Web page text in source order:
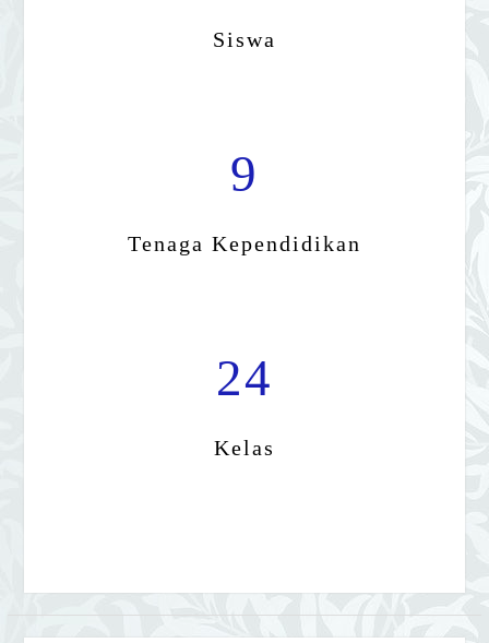
Siswa
9
Tenaga Kependidikan
24
Kelas